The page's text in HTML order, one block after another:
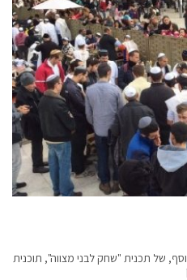
של תכנית "שחק לבני מצווה", תוכנית